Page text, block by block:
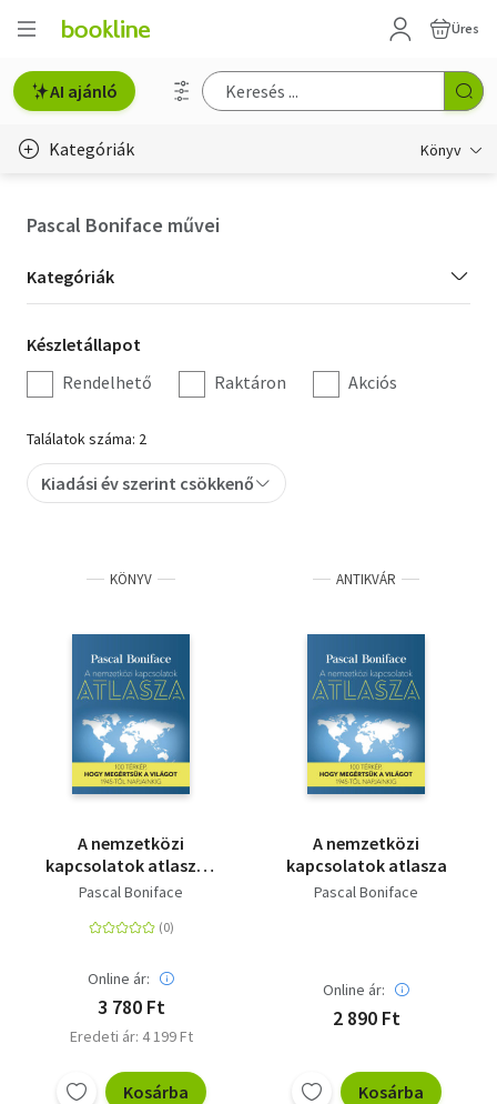
Üres
AI ajánló
Kategóriák Könyv
Hobbi, szabadidő
Irodalom
Művészet
Szakkönyv
Tankönyv, segédkönyv
Társadalomtudomány
Természettudomány
Történelem
Pascal Boniface művei
Kategória
szűrés
Kategóriák
Készletállapot
szűrés
Készletállapot
Rendelhető
Raktáron Akciós
Találatok száma: 2
Kiadási év szerint csökkenő
KÖNYV
A nemzetközi
kapcsolatok atlasza -
100 térkép, hogy
1945-től napjainkig
Pascal Boniface
Online ár:
3 780 Ft
Eredeti ár: 4 199 Ft
Kosárba
ANTIKVÁR
A nemzetközi
kapcsolatok atlasza
Pascal Boniface
Online ár:
2 890 Ft
Kosárba